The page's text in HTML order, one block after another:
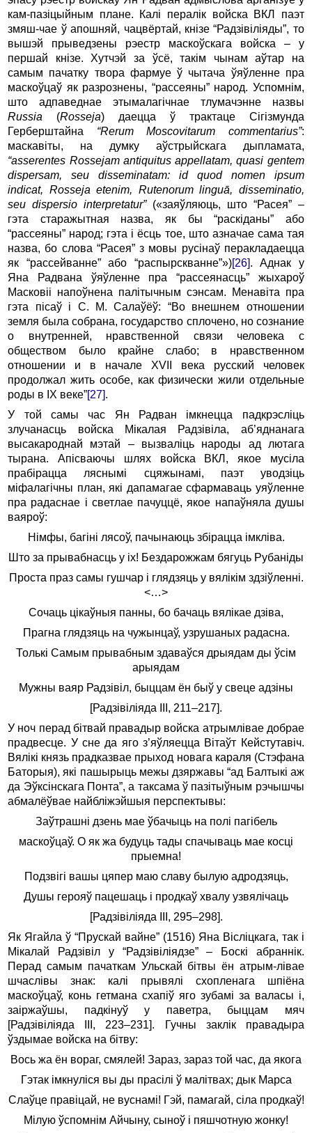
кам-пазіцыйным плане. Калі пералік войска ВКЛ паэт
змяш-чае ў апошняй, чацвёртай, кнізе “Радзівіліяды”, то
вышэй прыведзены рэестр маскоўскага войска – у
першай кнізе. Хутчэй за ўсё, такім чынам аўтар на
самым пачатку твора фармуе ў чытача ўяўленне пра
маскоўцаў як разрознены, “рассеяны” народ. Успомнім,
што адпаведнае этымалагічнае тлумачэнне назвы
Russia (Rosseja) даецца ў трактаце Сігізмунда
Герберштайна “Rerum Moscovitarum commentarius”:
маскавіты, на думку аўстрыйскага дыпламата,
“asserentes Rossejam antiquitus appellatam, quasi gentem
dispersam, seu disseminatam: id quod nomen ipsum
indicat, Rosseja etenim, Rutenorum linguā, disseminatio,
seu dispersio interpretatur” («заяўляюць, што “Расея” –
гэта старажытная назва, як бы “раскіданы” або
“рассеяны” народ; гэта і ёсць тое, што азначае сама тая
назва, бо слова “Расея” з мовы русінаў перакладаецца
як “рассейванне” або “распырскванне”»)[26]. Аднак у
Яна Радвана ўяўленне пра “рассеянасць” жыхароў
Масковіі напоўнена палітычным сэнсам. Менавіта пра
гэта пісаў і С. М. Салаўёў: “Во внешнем отношении
земля была собрана, государство сплочено, но сознание
о внутренней, нравственной связи человека с
обществом было крайне слабо; в нравственном
отношении и в начале XVII века русский человек
продолжал жить особе, как физически жили отдельные
роды в IX веке”[27].
У той самы час Ян Радван імкнецца падкрэсліць
злучанасць войска Мікалая Радзівіла, аб’яднанага
высакароднай мэтай – вызваліць народы ад лютага
тырана. Апісваючы шлях войска ВКЛ, якое мусіла
прабірацца ляснымі сцяжынамі, паэт уводзіць
міфалагічны план, які дапамагае сфармаваць уяўленне
пра радаснае і светлае пачуццё, якое напаўняла душы
ваяроў:
Німфы, багіні лясоў, пачынаюць збірацца імкліва.
Што за прывабнасць у іх! Бездарожжам бягуць Рубаніды
Проста праз самы гушчар і глядзяць у вялікім здзіўленні.
<…>
Сочаць цікаўныя панны, бо бачаць вялікае дзіва,
Прагна глядзяць на чужынцаў, узрушаных радасна.
Толькі Самым прывабным здаваўся дрыядам ды ўсім
арыядам
Мужны ваяр Радзівіл, быццам ён быў у свеце адзіны
[Радзівіліяда ІІІ, 211–217].
У ноч перад бітвай правадыр войска атрымлівае добрае
прадвесце. У сне да яго з’яўляецца Вітаўт Кейстутавіч.
Вялікі князь прадказвае прыход новага караля (Стэфана
Баторыя), які пашырыць межы дзяржавы “ад Балтыкі аж
да Эўксінскага Понта”, а таксама ў пазітыўным рэчышчы
абмалёўвае найбліжэйшыя перспектывы:
Заўтрашні дзень мае ўбачыць на полі пагібель
маскоўцаў. О як жа будуць тады спачываць мае косці
прыемна!
Подзвігі вашы цяпер маю славу былую адродзяць,
Душы герояў пацешаць і продкаў хвалу узвялічаць
[Радзівіліяда ІІІ, 295–298].
Як Ягайла ў “Прускай вайне” (1516) Яна Вісліцкага, так і
Мікалай Радзівіл у “Радзівіліядзе” – Боскі абраннік.
Перад самым пачаткам Ульскай бітвы ён атрым-лівае
шчаслівы знак: калі прывялі схопленага шпіёна
маскоўцаў, конь гетмана схапіў яго зубамі за валасы і,
заіржаўшы, падкінуў у паветра, быццам мяч
[Радзівіліяда III, 223–231]. Гучны заклік правадыра
ўздымае войска на бітву:
Вось жа ён вораг, смялей! Зараз, зараз той час, да якога
Гэтак імкнуліся вы ды прасілі ў малітвах; дык Марса
Слаўце правіцай, не вуснамі! Гэй, памагай, сіла продкаў!
Мілую ўспомнім Айчыну, сыноў і пяшчотную жонку!